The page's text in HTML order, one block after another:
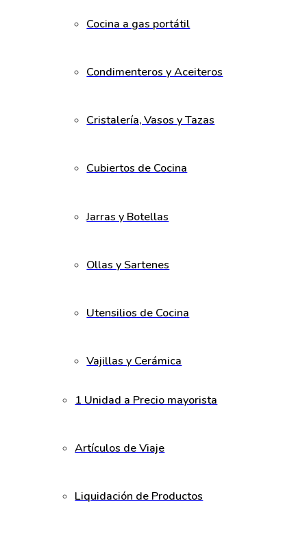
Cocina a gas portátil
Condimenteros y Aceiteros
Cristalería, Vasos y Tazas
Cubiertos de Cocina
Jarras y Botellas
Ollas y Sartenes
Utensilios de Cocina
Vajillas y Cerámica
1 Unidad a Precio mayorista
Artículos de Viaje
Liquidación de Productos